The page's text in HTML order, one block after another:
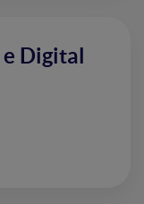
Digital